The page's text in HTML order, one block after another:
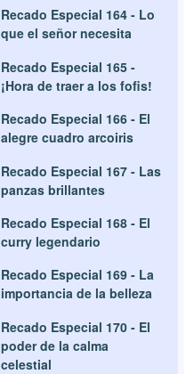
Recado Especial 164 - Lo
que el señor necesita
Recado Especial 165 -
¡Hora de traer a los fofis!
Recado Especial 166 - El
alegre cuadro arcoiris
Recado Especial 167 - Las
panzas brillantes
Recado Especial 168 - El
curry legendario
Recado Especial 169 - La
importancia de la belleza
Recado Especial 170 - El
poder de la calma
celestial